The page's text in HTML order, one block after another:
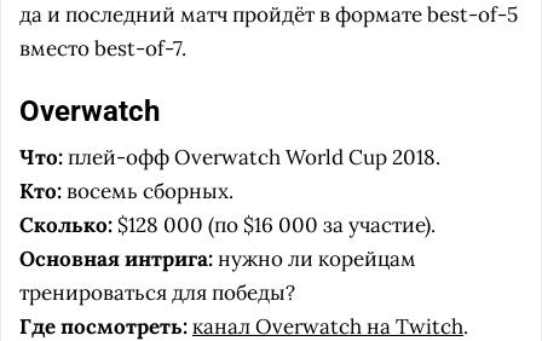
да и последний матч пройдёт в формате best-of-5
вместо best-of-7.
Overwatch
Что:плей-офф Overwatch World Cup 2018.
Кто:восемь сборных.
Сколько:$128 000 (по $16 000 за участие).
Основная интрига:нужно ли корейцам
тренироваться для победы?
Где посмотреть:канал Overwatch на Twitch.